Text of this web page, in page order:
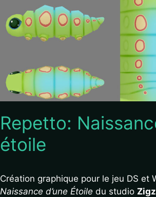
Repetto:
étoile
Création graphique pour le jeu DS et
Naissance d’une Étoile du studio